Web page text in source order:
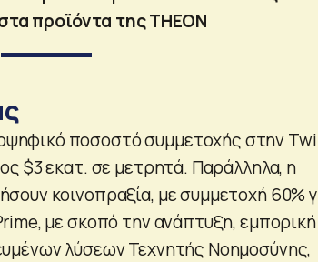
προϊόντα της THEON
ποσοστό συμμετοχής στην
$3 εκατ. σε μετρητά. Παράλληλα, η
κοινοπραξία, με συμμετοχή 60%
με σκοπό την ανάπτυξη, εμπορική
λύσεων Τεχνητής Νοημοσύνης,